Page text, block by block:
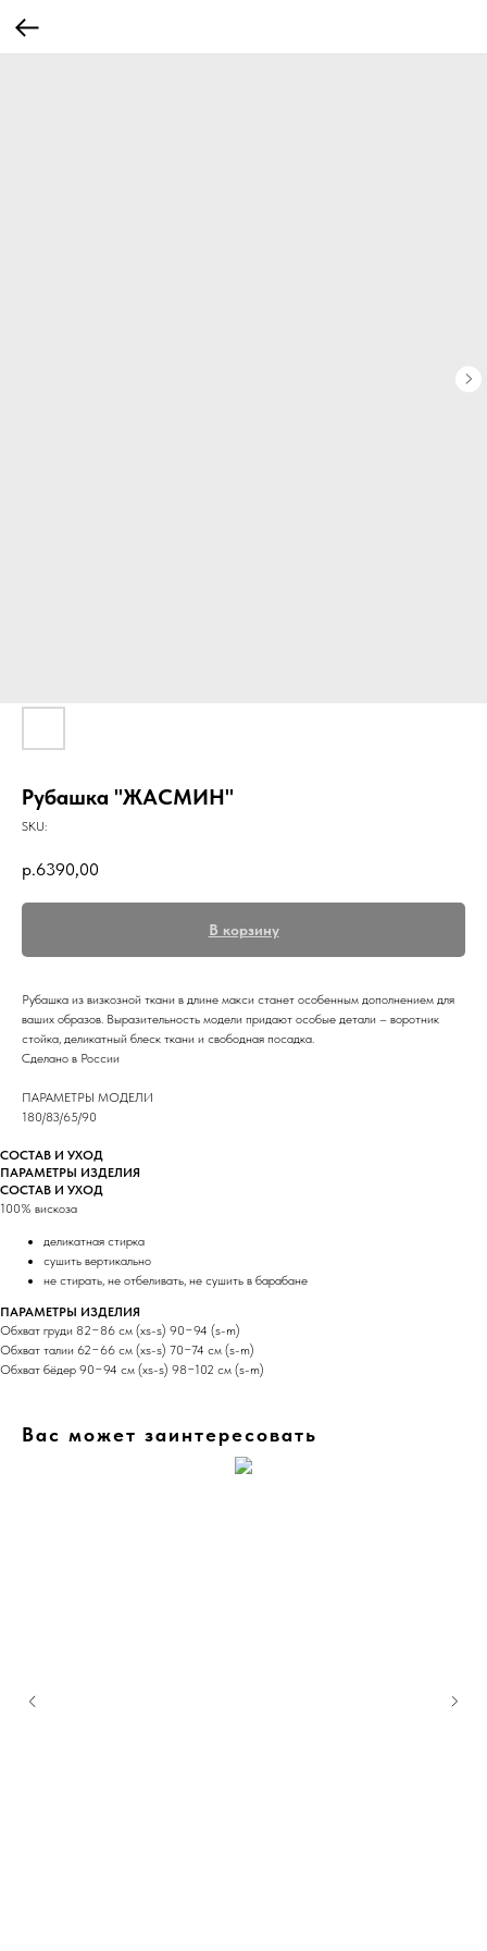
Рубашка "ЖАСМИН"
SKU:
р.6390,00
В корзину
Рубашка из визкозной ткани в длине макси станет особенным дополнением для
ваших образов. Выразительность модели придают особые детали – воротник
стойка, деликатный блеск ткани и свободная посадка.
Сделано в России
ПАРАМЕТРЫ МОДЕЛИ
180/83/65/90
СОСТАВ И УХОД
ПАРАМЕТРЫ ИЗДЕЛИЯ
СОСТАВ И УХОД
100% вискоза
деликатная стирка
сушить вертикально
не стирать, не отбеливать, не сушить в барабане
ПАРАМЕТРЫ ИЗДЕЛИЯ
Обхват груди 82−86 см (xs-s) 90−94 (s-m)
Обхват талии 62−66 см (xs-s) 70−74 см (s-m)
Обхват бёдер 90−94 см (xs-s) 98−102 см (s-m)
Вас может заинтересовать